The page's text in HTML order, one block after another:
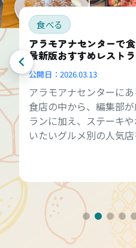
食べる
アラモアナセンターで
最新版おすすめレスト
公開日： 2026.03.13
アラモアナセンターに
食店の中から、編集部
ランに加え、ステーキ
いたいグルメ別の人気店